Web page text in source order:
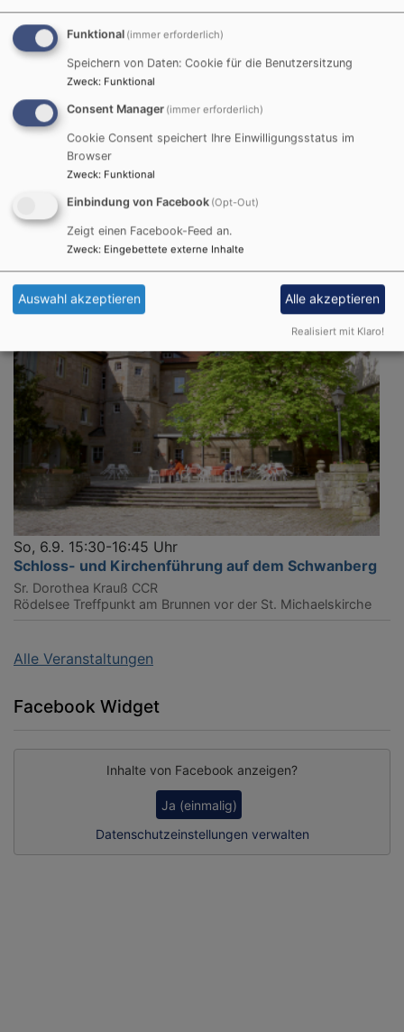
So, 16.8. 17:30-20 Uhr
Öffentliches Fränkisches Sänger- und
Musikantentreffen auf dem Schwanberg
Sr. Dorothea Krauß CCR
Rödelsee
So, 6.9. 15:30-16:45 Uhr
Schloss- und Kirchenführung auf dem Schwanberg
Sr. Dorothea Krauß CCR
Rödelsee Treffpunkt am Brunnen vor der St. Michaelskirche
Alle Veranstaltungen
Facebook Widget
Inhalte von Facebook anzeigen?
Ja (einmalig)
Datenschutzeinstellungen verwalten
Funktional (immer erforderlich)
Speichern von Daten: Cookie für die Benutzersitzung
Zweck: Funktional
Consent Manager (immer erforderlich)
Cookie Consent speichert Ihre Einwilligungsstatus im
Browser
Zweck: Funktional
Einbindung von Facebook (Opt-Out)
Zeigt einen Facebook-Feed an.
Zweck: Eingebettete externe Inhalte
Auswahl akzeptieren Alle akzeptieren
Realisiert mit Klaro!